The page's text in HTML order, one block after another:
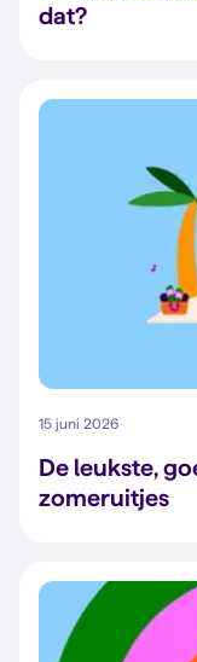
dat?
15 juni 2026
De leukste,
zomeruitjes